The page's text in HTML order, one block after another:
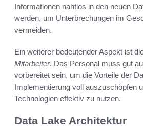
Informationen nahtlos in den neuen
werden, um Unterbrechungen im
vermeiden.
Ein weiterer bedeutender Aspekt ist
Mitarbeiter. Das Personal muss gut
vorbereitet sein, um die Vorteile der
Implementierung voll auszuschöpfen
Technologien effektiv zu nutzen.
Data Lake Architektur